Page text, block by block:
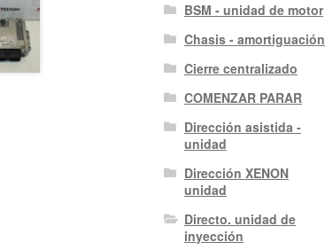
BSM - unidad de motor
Chasis - amortiguación
Cierre centralizado
COMENZAR PARAR
Dirección asistida -
unidad
Dirección XENON
unidad
Directo. unidad de
inyección